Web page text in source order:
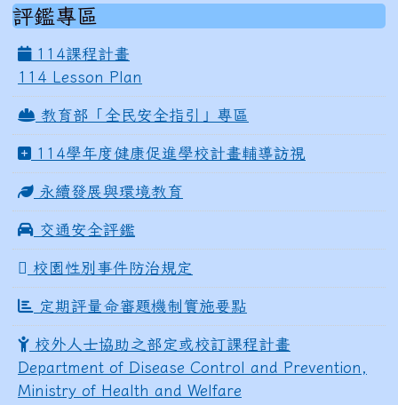
評鑑專區
114課程計畫
114 Lesson Plan
教育部「全民安全指引」專區
114學年度健康促進學校計畫輔導訪視
永續發展與環境教育
交通安全評鑑
校園性別事件防治規定
定期評量命審題機制實施要點
校外人士協助之部定或校訂課程計畫
Department of Disease Control and Prevention,
Ministry of Health and Welfare